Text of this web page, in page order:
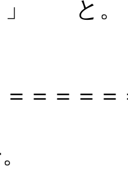
」 と。
＝＝＝＝